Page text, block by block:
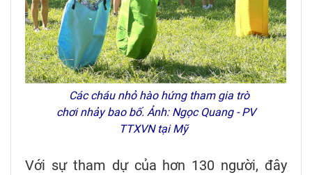
Các cháu nhỏ hào hứng tham gia trò
chơi nhảy bao bố. Ảnh: Ngọc Quang - PV
TTXVN tại Mỹ
Với sự tham dự của hơn 130 người, đây